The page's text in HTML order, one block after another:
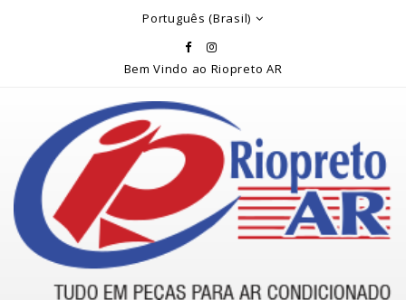
Português (Brasil)
Bem Vindo ao Riopreto AR